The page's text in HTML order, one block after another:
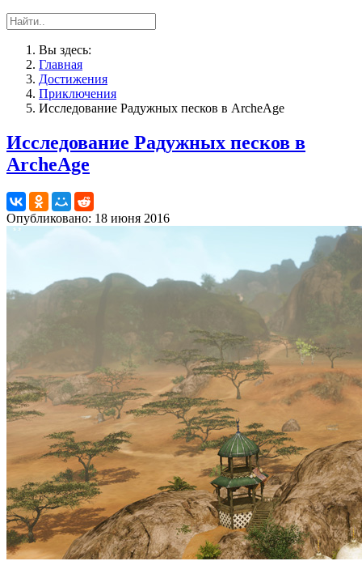
Вы здесь:
Главная
Достижения
Приключения
Исследование Радужных песков в ArcheAge
Исследование Радужных песков в
ArcheAge
Опубликовано: 18 июня 2016